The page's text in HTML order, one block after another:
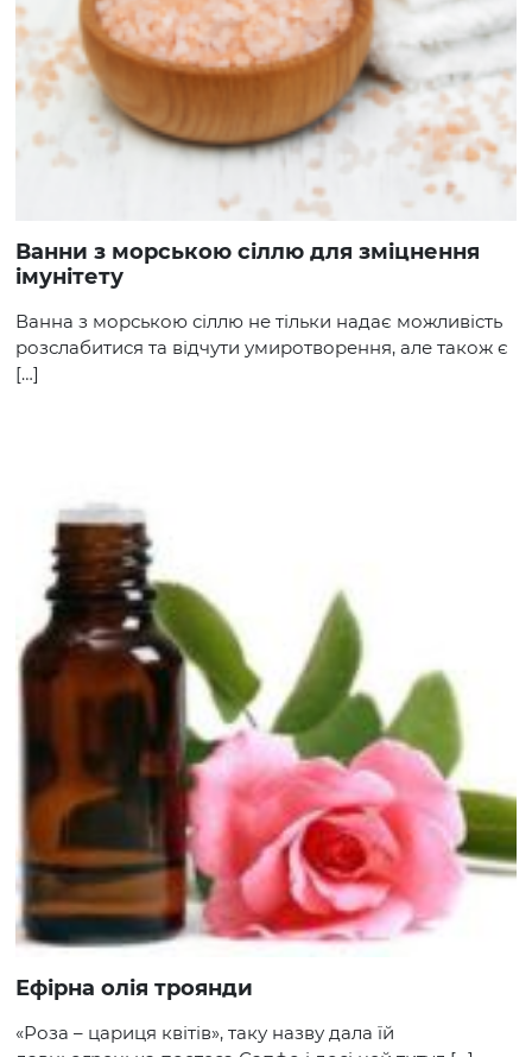
Ванни з морською сіллю для зміцнення
імунітету
Ванна з морською сіллю не тільки надає можливість
розслабитися та відчути умиротворення, але також є
[…]
Ефірна олія троянди
«Роза – цариця квітів», таку назву дала їй